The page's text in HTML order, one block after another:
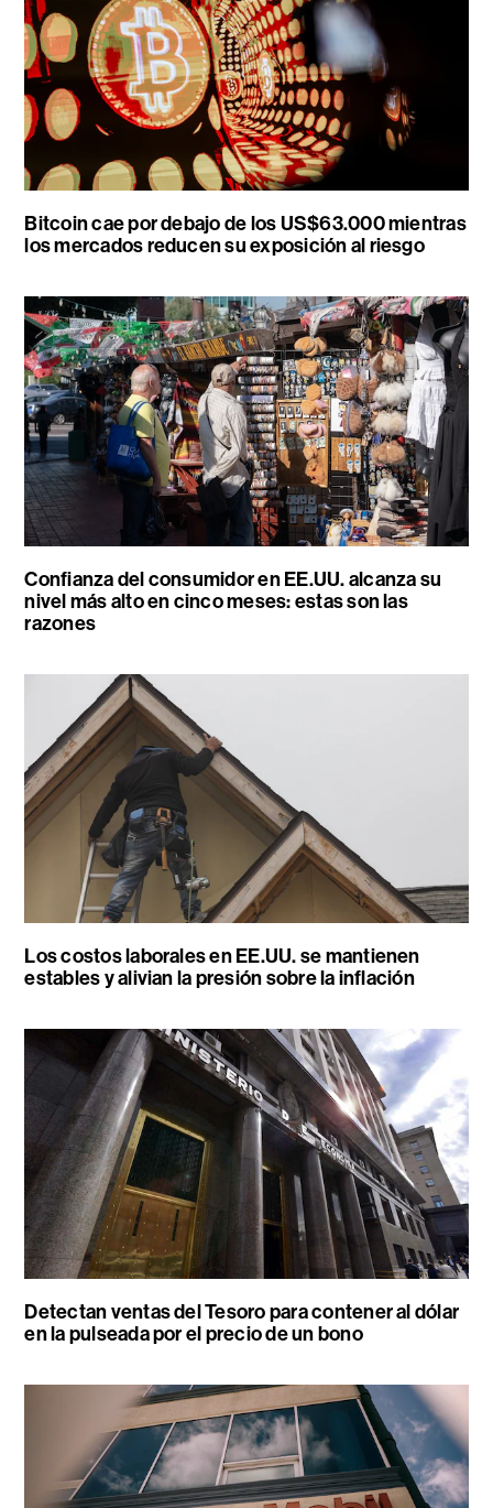
Bitcoin cae por debajo de los US$63.000 mientras
los mercados reducen su exposición al riesgo
Confianza del consumidor en EE.UU. alcanza su
nivel más alto en cinco meses: estas son las
razones
Los costos laborales en EE.UU. se mantienen
estables y alivian la presión sobre la inflación
Detectan ventas del Tesoro para contener al dólar
en la pulseada por el precio de un bono